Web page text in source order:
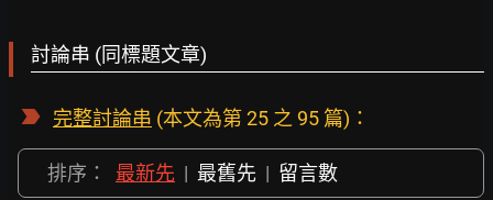
討論串 (同標題文章)
完整討論串 (本文為第 25 之 95 篇)：
排序： 最新先 | 最舊先 | 留言數